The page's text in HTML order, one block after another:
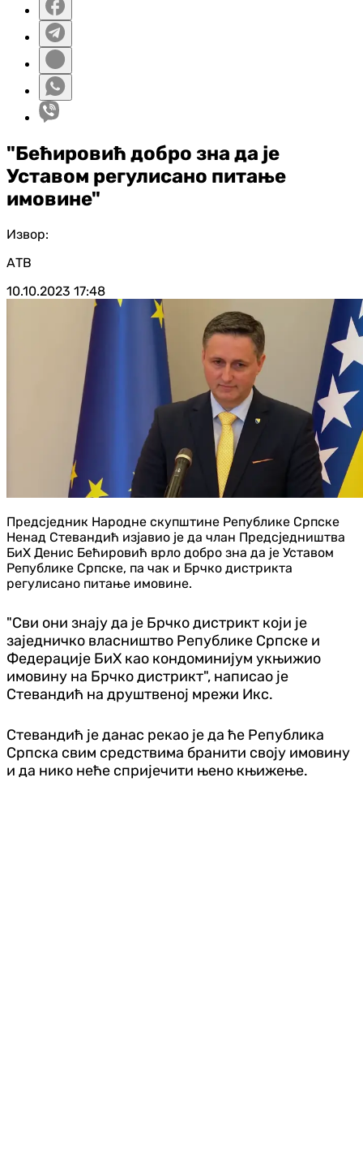
"Бећировић добро зна да је
Уставом регулисано питање
имовине"
Извор:
АТВ
10.10.2023 17:48
Предсједник Народне скупштине Републике Српске
Ненад Стевандић изјавио је да члан Предсједништва
БиХ Денис Бећировић врло добро зна да је Уставом
Републике Српске, па чак и Брчко дистрикта
регулисано питање имовине.
"Сви они знају да је Брчко дистрикт који је
заједничко власништво Републике Српске и
Федерације БиХ као кондоминијум укњижио
имовину на Брчко дистрикт", написао је
Стевандић на друштвеној мрежи Икс.
Стевандић је данас рекао је да ће Република
Српска свим средствима бранити своју имовину
и да нико неће спријечити њено књижење.